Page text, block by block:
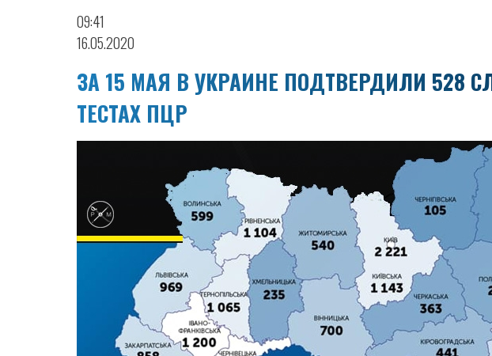
09:41
16.05.2020
ЗА 15 МАЯ В УКРАИНЕ ПОДТВЕРДИЛИ 528
ТЕСТАХ ПЦР